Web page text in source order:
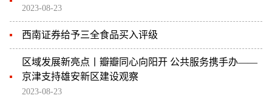
2023-08-23
西南证券给予三全食品买入评级
区域发展新亮点丨瓣瓣同心向阳开 公共服务携手办——
京津支持雄安新区建设观察
2023-08-23